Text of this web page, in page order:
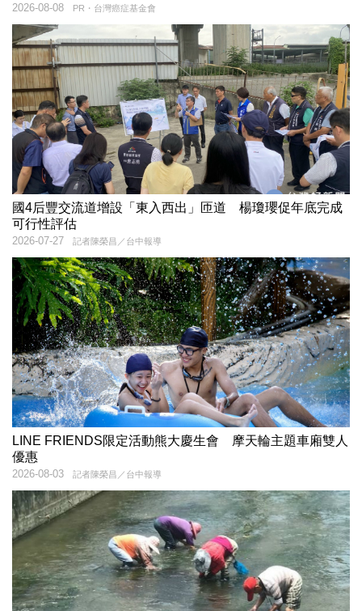
PR・台灣癌症基金會
2026-08-08
國4后豐交流道增設「東入西出」匝道 楊瓊瓔促年底完成
可行性評估
記者陳榮昌／台中報導
2026-07-27
LINE FRIENDS限定活動熊大慶生會 摩天輪主題車廂雙人
優惠
記者陳榮昌／台中報導
2026-08-03